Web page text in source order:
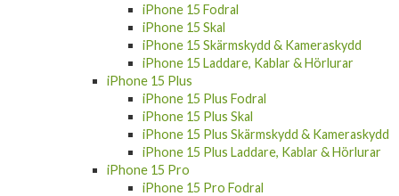
iPhone 15 Skal
iPhone 15 Skärmskydd & Kameraskydd
iPhone 15 Laddare, Kablar & Hörlurar
iPhone 15 Plus
iPhone 15 Plus Fodral
iPhone 15 Plus Skal
iPhone 15 Plus Skärmskydd & Kameraskydd
iPhone 15 Plus Laddare, Kablar & Hörlurar
iPhone 15 Pro
iPhone 15 Pro Fodral
iPhone 15 Pro Skal